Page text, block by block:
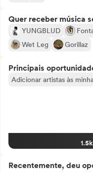
Quer receber música
YUNGBLUD
Wet Leg
Gorillaz
Principais
Adicionar artistas às
1.5k
Recentemente, deu